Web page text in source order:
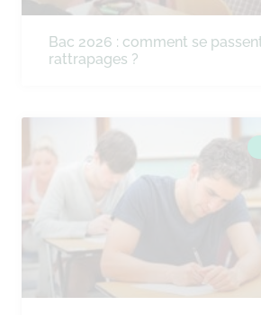
Bac 2026 : comment se
rattrapages ?